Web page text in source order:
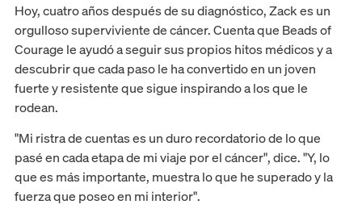
Hoy, cuatro años después de su diagnóstico, Zack es un
orgulloso superviviente de cáncer. Cuenta que Beads of
Courage le ayudó a seguir sus propios hitos médicos y a
descubrir que cada paso le ha convertido en un joven
fuerte y resistente que sigue inspirando a los que le
rodean.
"Mi ristra de cuentas es un duro recordatorio de lo que
pasé en cada etapa de mi viaje por el cáncer", dice. "Y, lo
que es más importante, muestra lo que he superado y la
fuerza que poseo en mi interior".